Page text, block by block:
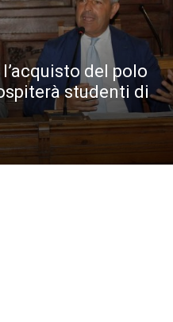
del polo
studenti di